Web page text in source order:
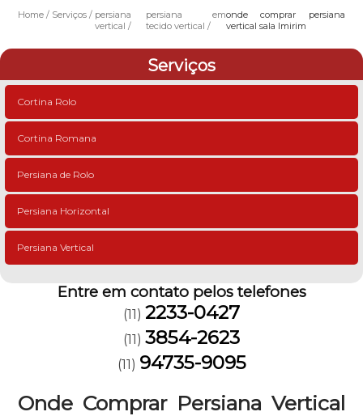
Home Serviços
persiana
vertical
persiana em
tecido vertical
onde comprar persiana
vertical sala Imirim
Serviços
Cortina Rolo
Cortina Romana
Persiana de Rolo
Persiana Horizontal
Persiana Vertical
Entre em contato pelos telefones
(11) 2233-0427
(11) 3854-2623
(11) 94735-9095
Onde Comprar Persiana Vertical